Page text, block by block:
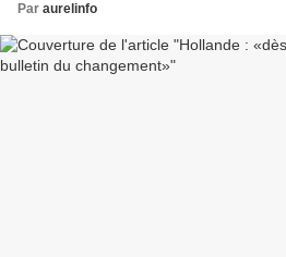
Par aurelinfo